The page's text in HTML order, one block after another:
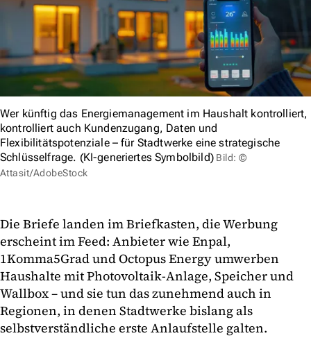
Wer künftig das Energiemanagement im Haushalt kontrolliert,
kontrolliert auch Kundenzugang, Daten und
Flexibilitätspotenziale – für Stadtwerke eine strategische
Schlüsselfrage. (KI-generiertes Symbolbild) Bild: ©
Attasit/AdobeStock
Die Briefe landen im Briefkasten, die Werbung
erscheint im Feed: Anbieter wie Enpal,
1Komma5Grad und Octopus Energy umwerben
Haushalte mit Photovoltaik-Anlage, Speicher und
Wallbox – und sie tun das zunehmend auch in
Regionen, in denen Stadtwerke bislang als
selbstverständliche erste Anlaufstelle galten.